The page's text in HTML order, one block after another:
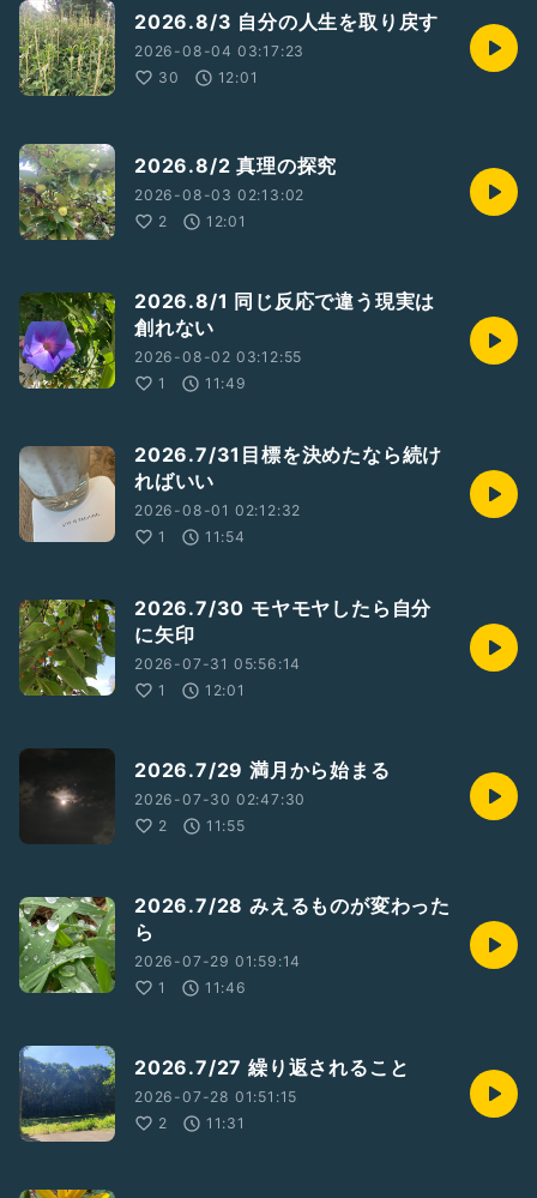
2026.8/3 自分の人生を取り戻す
2026-08-04 03:17:23
30
12:01
2026.8/2 真理の探究
2026-08-03 02:13:02
2
12:01
2026.8/1 同じ反応で違う現実は
創れない
2026-08-02 03:12:55
1
11:49
2026.7/31目標を決めたなら続け
ればいい
2026-08-01 02:12:32
1
11:54
2026.7/30 モヤモヤしたら自分
に矢印
2026-07-31 05:56:14
1
12:01
2026.7/29 満月から始まる
2026-07-30 02:47:30
2
11:55
2026.7/28 みえるものが変わった
ら
2026-07-29 01:59:14
1
11:46
2026.7/27 繰り返されること
2026-07-28 01:51:15
2
11:31